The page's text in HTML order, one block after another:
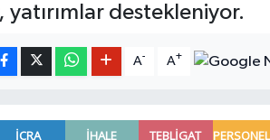
yatırımlar destekleniyor.
A- A+